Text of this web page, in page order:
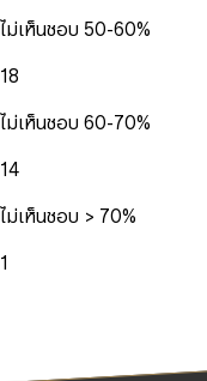
ไม่เห็นชอบ 50-60%
18
ไม่เห็นชอบ 60-70%
14
ไม่เห็นชอบ > 70%
1